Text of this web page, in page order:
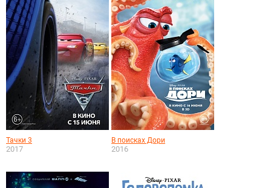
Тачки 3
2017
В поисках Дори
2016